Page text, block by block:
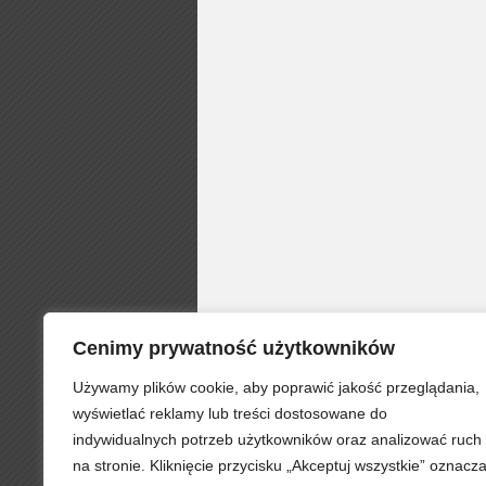
Cenimy prywatność użytkowników
Używamy plików cookie, aby poprawić jakość przeglądania,
wyświetlać reklamy lub treści dostosowane do
indywidualnych potrzeb użytkowników oraz analizować ruch
na stronie. Kliknięcie przycisku „Akceptuj wszystkie” oznacza